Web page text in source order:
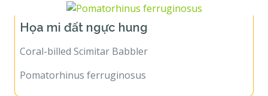
Họa mi đất ngực hung
Coral-billed Scimitar Babbler
Pomatorhinus ferruginosus